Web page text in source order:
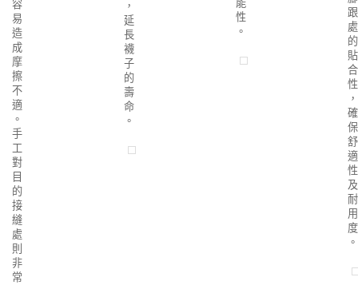
容
易
造
成
摩
擦
不
適
。
手
工
對
目
的
接
縫
處
則
非
常
，
延
長
襪
子
的
壽
命
。
能
性
。
跟
處
的
貼
合
性
，
確
保
舒
適
性
及
耐
用
度
。